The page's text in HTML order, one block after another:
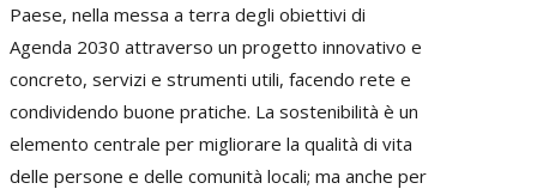
Paese, nella messa a terra degli obiettivi di
Agenda 2030 attraverso un progetto innovativo e
concreto, servizi e strumenti utili, facendo rete e
condividendo buone pratiche. La sostenibilità è un
elemento centrale per migliorare la qualità di vita
delle persone e delle comunità locali; ma anche per